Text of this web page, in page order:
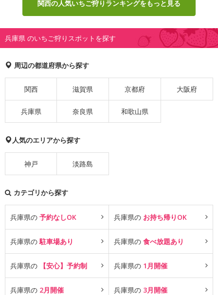
関西の人気いちご狩りランキングをもっと見る
兵庫県 のいちご狩りスポットを探す
周辺の都道府県から探す
関西 滋賀県 京都府 大阪府
兵庫県 奈良県 和歌山県
人気のエリアから探す
神戸 淡路島
カテゴリから探す
兵庫県の 予約なしOK 兵庫県の お持ち帰りOK
兵庫県の 駐車場あり 兵庫県の 食べ放題あり
兵庫県の 【安心】予約制 兵庫県の 1月開催
兵庫県の 2月開催 兵庫県の 3月開催